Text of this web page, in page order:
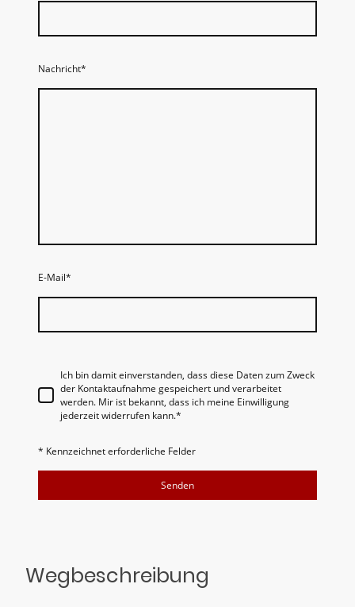
Nachricht*
E-Mail*
Ich bin damit einverstanden, dass diese Daten zum Zweck
der Kontaktaufnahme gespeichert und verarbeitet
werden. Mir ist bekannt, dass ich meine Einwilligung
jederzeit widerrufen kann.*
* Kennzeichnet erforderliche Felder
Senden
Wegbeschreibung